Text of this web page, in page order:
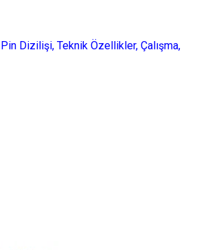
Dizilişi, Teknik Özellikler, Çalışma,